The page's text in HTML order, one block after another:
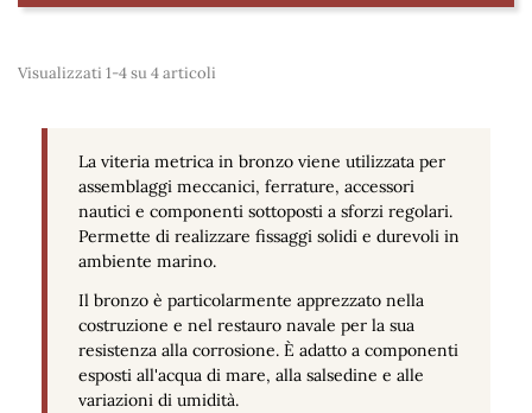
Visualizzati 1-4 su 4 articoli
La viteria metrica in bronzo viene utilizzata per
assemblaggi meccanici, ferrature, accessori
nautici e componenti sottoposti a sforzi regolari.
Permette di realizzare fissaggi solidi e durevoli in
ambiente marino.
Il bronzo è particolarmente apprezzato nella
costruzione e nel restauro navale per la sua
resistenza alla corrosione. È adatto a componenti
esposti all'acqua di mare, alla salsedine e alle
variazioni di umidità.